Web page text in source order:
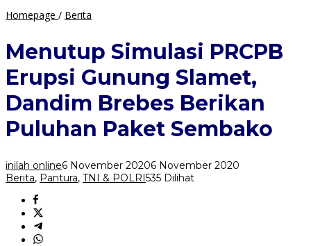
Homepage / Berita
PRCPB
Erupsi
Gunung
Slamet,
Dandim
Brebes
Berikan
Puluhan
Sembako
Menutup Simulasi PRCPB
Erupsi Gunung Slamet,
Dandim Brebes Berikan
Puluhan Paket Sembako
inilah online6 November 20206 November 2020
Berita, Pantura, TNI & POLRI535 Dilihat